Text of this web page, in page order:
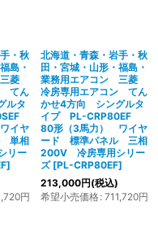
・秋
島・
菱
てん
ルタ
イヤ
単相
リー
]
円
北海道・青森・岩手・秋
田・宮城・山形・福島・
業務用エアコン 三菱
冷房専用エアコン てん
かせ4方向 シングルタ
イプ PL-CRP80EF
80形（3馬力） ワイヤ
ード 標準パネル 三相
200V 冷房専用シリー
ズ [PL-CRP80EF]
213,000円(税込)
希望小売価格: 711,720円